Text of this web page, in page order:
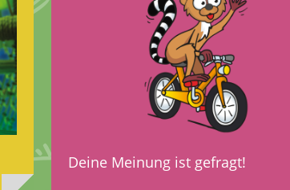
Deine Meinung ist gefragt!